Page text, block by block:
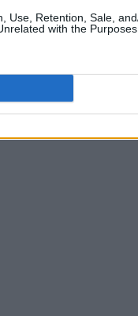
Use, Retention, Sale,
with the